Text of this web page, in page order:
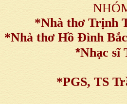
*Nhà thơ Trịnh
*Nhà thơ Hồ Đình Bắc
*Nhạc sĩ
*PGS, TS